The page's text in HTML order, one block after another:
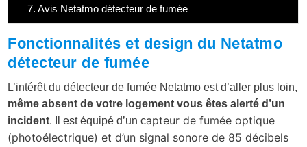
7. Avis Netatmo détecteur de fumée
Fonctionnalités et design du Netatmo
détecteur de fumée
L’intérêt du détecteur de fumée Netatmo est d’aller plus loin,
même absent de votre logement vous êtes alerté d’un
incident. Il est équipé d’un capteur de fumée optique
(photoélectrique) et d’un signal sonore de 85 décibels